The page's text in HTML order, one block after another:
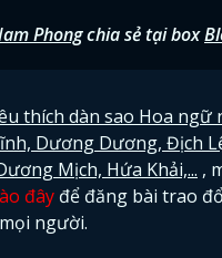
Phongchia sẻ tại box
thích dàn sao Hoa ngữ
Dương Dương, Địch
Mịch, Hứa Khải,... ,
đây để đăng bài trao
người.